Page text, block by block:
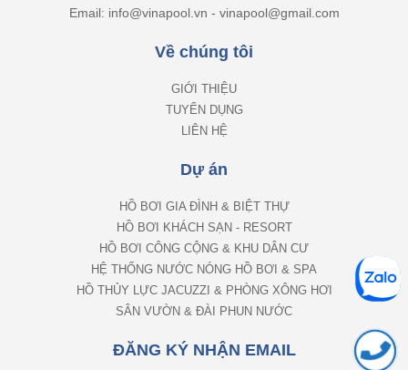
Email: info@vinapool.vn - vinapool@gmail.com
Về chúng tôi
GIỚI THIỆU
TUYỂN DỤNG
LIÊN HỆ
Dự án
HỒ BƠI GIA ĐÌNH & BIỆT THỰ
HỒ BƠI KHÁCH SẠN - RESORT
HỒ BƠI CÔNG CỘNG & KHU DÂN CƯ
HỆ THỐNG NƯỚC NÓNG HỒ BƠI & SPA
HỒ THỦY LỰC JACUZZI & PHÒNG XÔNG HƠI
SÂN VƯỜN & ĐÀI PHUN NƯỚC
ĐĂNG KÝ NHẬN EMAIL